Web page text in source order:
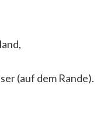
(auf dem Rande).